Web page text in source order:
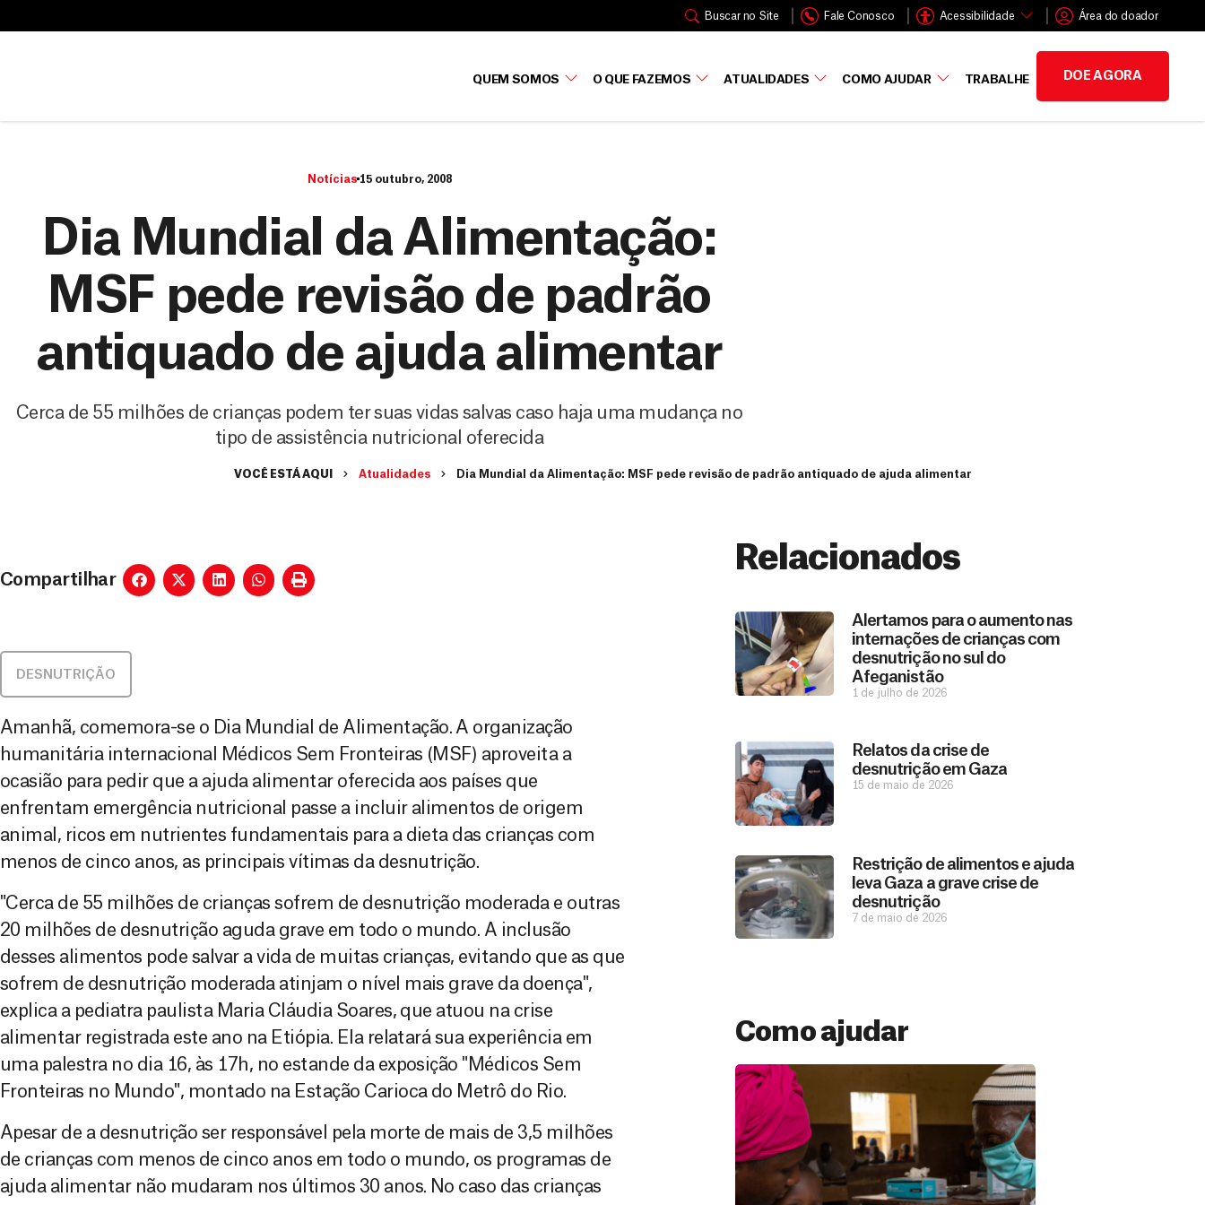
Buscar no Site Fale Conosco Acessibilidade Área do doador
QUEM SOMOS O QUE FAZEMOS ATUALIDADES COMO AJUDAR TRABALHE DOE AGORA
c
Notícias 15 outubro, 2008
Dia Mundial da Alimentação:
MSF pede revisão de padrão
antiquado de ajuda alimentar
Cerca de 55 milhões de crianças podem ter suas vidas salvas caso haja uma mudança no
tipo de assistência nutricional oferecida
VOCÊ ESTÁ AQUI Atualidades Dia Mundial da Alimentação: MSF pede revisão de padrão antiquado de ajuda alimentar
Compartilhar
DESNUTRIÇÃO
Amanhã, comemora-se o Dia Mundial de Alimentação. A organização
humanitária internacional Médicos Sem Fronteiras (MSF) aproveita a
ocasião para pedir que a ajuda alimentar oferecida aos países que
enfrentam emergência nutricional passe a incluir alimentos de origem
animal, ricos em nutrientes fundamentais para a dieta das crianças com
menos de cinco anos, as principais vítimas da desnutrição.
"Cerca de 55 milhões de crianças sofrem de desnutrição moderada e outras
20 milhões de desnutrição aguda grave em todo o mundo. A inclusão
desses alimentos pode salvar a vida de muitas crianças, evitando que as que
sofrem de desnutrição moderada atinjam o nível mais grave da doença",
explica a pediatra paulista Maria Cláudia Soares, que atuou na crise
alimentar registrada este ano na Etiópia. Ela relatará sua experiência em
uma palestra no dia 16, às 17h, no estande da exposição "Médicos Sem
Fronteiras no Mundo", montado na Estação Carioca do Metrô do Rio.
Apesar de a desnutrição ser responsável pela morte de mais de 3,5 milhões
de crianças com menos de cinco anos em todo o mundo, os programas de
ajuda alimentar não mudaram nos últimos 30 anos. No caso das crianças
Relacionados
Alertamos para o aumento nas
internações de crianças com
desnutrição no sul do
Afeganistão
1 de julho de 2026
Relatos da crise de
desnutrição em Gaza
15 de maio de 2026
Restrição de alimentos e ajuda
leva Gaza a grave crise de
desnutrição
7 de maio de 2026
Como ajudar
a